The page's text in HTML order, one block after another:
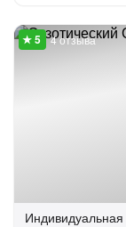
4 отзыва
Индивидуальная